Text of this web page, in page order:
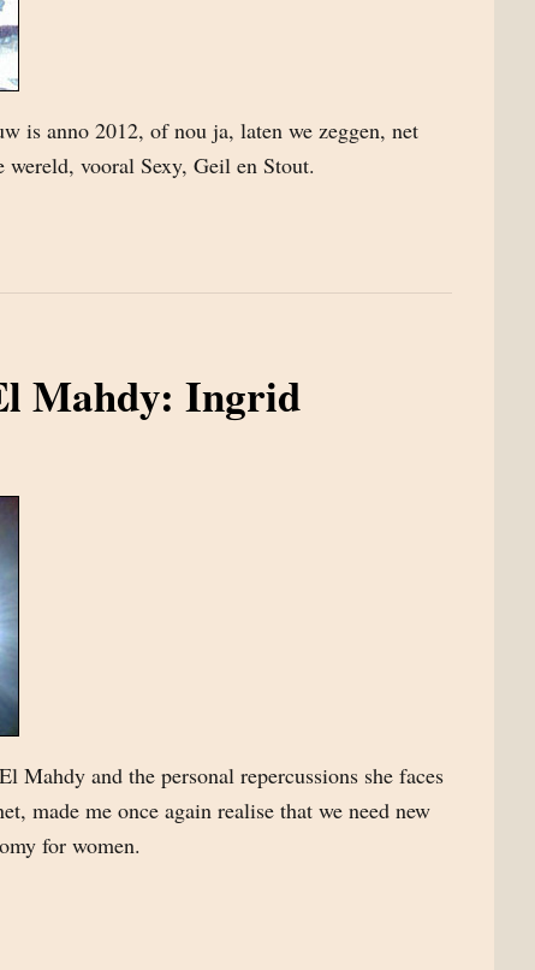
is anno 2012, of nou ja, laten we zeggen, net
wereld, vooral Sexy, Geil en Stout.
Mahdy: Ingrid
Mahdy and the personal repercussions she faces
made me once again realise that we need new
for women.